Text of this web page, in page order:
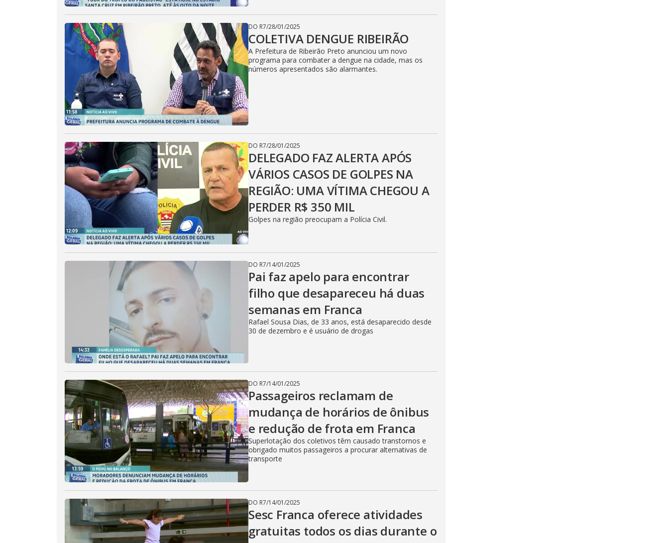
DO R7/28/01/2025
COLETIVA DENGUE RIBEIRÃO
A Prefeitura de Ribeirão Preto anunciou um novo
programa para combater a dengue na cidade, mas os
números apresentados são alarmantes.
DO R7/28/01/2025
DELEGADO FAZ ALERTA APÓS
VÁRIOS CASOS DE GOLPES NA
REGIÃO: UMA VÍTIMA CHEGOU A
PERDER R$ 350 MIL
Golpes na região preocupam a Polícia Civil.
DO R7/14/01/2025
Pai faz apelo para encontrar
filho que desapareceu há duas
semanas em Franca
Rafael Sousa Dias, de 33 anos, está desaparecido desde
30 de dezembro e é usuário de drogas
DO R7/14/01/2025
Passageiros reclamam de
mudança de horários de ônibus
e redução de frota em Franca
Superlotação dos coletivos têm causado transtornos e
obrigado muitos passageiros a procurar alternativas de
transporte
DO R7/14/01/2025
Sesc Franca oferece atividades
gratuitas todos os dias durante o